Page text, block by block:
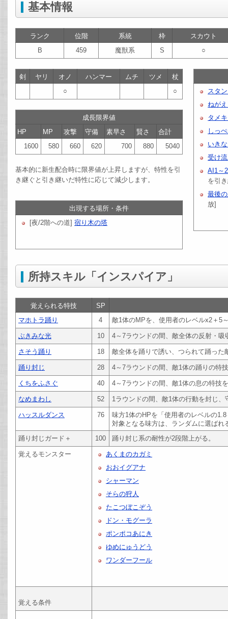
基本情報
ランク 位階 系統 枠
スカウト
B
459 魔獣系 S ○
剣 ヤリ オノ ハンマー ムチ ツメ
杖
○
○
成長限界値
HP
MP 攻撃 守備 素早さ 賢さ
合計
1600
580 660 620 700 880 5040
基本的に新生配合時に限界値が上昇しますが、特性を引
き継ぐと引き継いだ特性に応じて減少します。
出現する場所・条件
[夜/2階への道] 宿り木の塔
スタ
ねが
タメ
しっ
いき
受け
AI1～
を引
最後
放]
所持スキル「インスパイア」
覚えられる特技
SP
マホトラ踊り
4 敵1体のMPを、使用者のレベルx2＋5
ぶきみな光 10 4～7ラウンドの間、敵全体の反射・
さそう踊り 18 敵全体を踊りで誘い、つられて踊っ
踊り封じ 28 4～7ラウンドの間、敵1体の踊りの特
くちをふさぐ 40 4～7ラウンドの間、敵1体の息の特技
なめまわし 52 1ラウンドの間、敵1体の行動を封じ、
ハッスルダンス 76
味方1体のHPを「使用者のレベルの
対象となる味方は、ランダムに選ばれ
踊り封じガード＋
100 踊り封じ系の耐性が2段階上がる。
覚えるモンスター
あくまのカガミ
おおイグアナ
シャーマン
そらの狩人
たこつぼこぞう
ドン・モグーラ
ポンポコあにき
ゆめにゅうどう
ワンダーフール
覚える条件